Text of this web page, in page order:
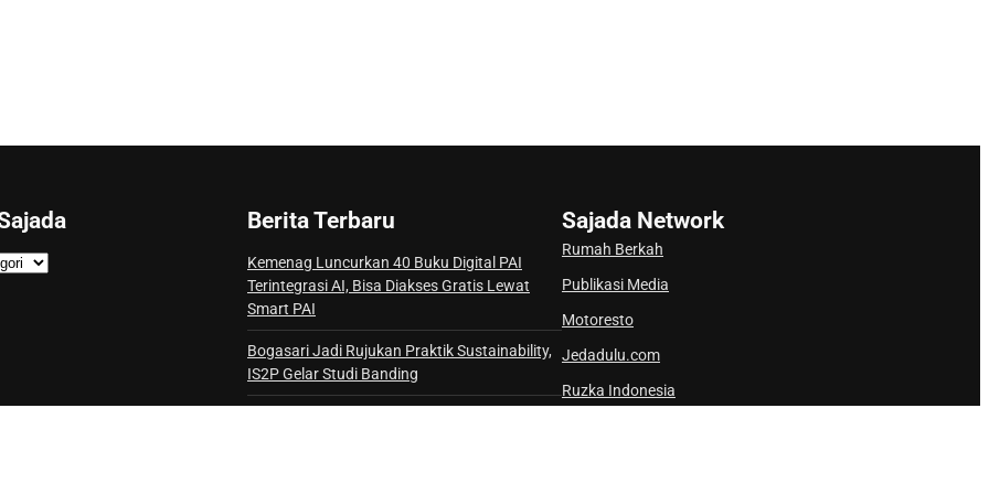
Berita Terbaru
Kemenag Luncurkan 40 Buku Digital PAI
Terintegrasi AI, Bisa Diakses Gratis Lewat
Smart PAI
Bogasari Jadi Rujukan Praktik Sustainability,
IS2P Gelar Studi Banding
Sajada Network
Rumah Berkah
Publikasi Media
Motoresto
Jedadulu.com
Ruzka Indonesia